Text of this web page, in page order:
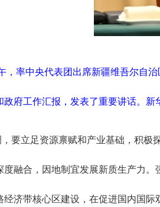
，率中央代表团出席新疆维吾尔自
政府工作汇报，发表了重要讲话。新
要立足资源禀赋和产业基础，积极
度融合，因地制宜发展新质生产力
经济带核心区建设，在促进国内国